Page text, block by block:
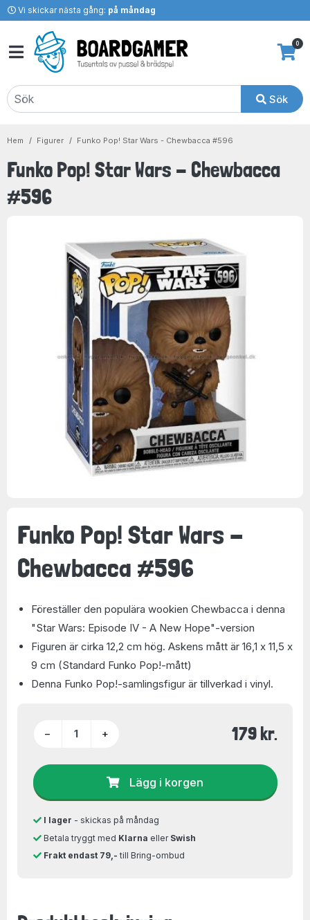
Vi skickar nästa gång: på måndag
Sök
0
Hem Figurer Funko Pop! Star Wars - Chewbacca #596
Funko Pop! Star Wars - Chewbacca
#596
Funko Pop! Star Wars -
Chewbacca #596
Föreställer den populära wookien Chewbacca i denna
"Star Wars: Episode IV - A New Hope"-version
Figuren är cirka 12,2 cm hög. Askens mått är 16,1 x 11,5 x
9 cm (Standard Funko Pop!-mått)
Denna Funko Pop!-samlingsfigur är tillverkad i vinyl.
− + 179 kr.
Lägg i korgen
I lager - skickas på måndag
Betala tryggt med Klarna eller Swish
Frakt endast 79,- till Bring-ombud